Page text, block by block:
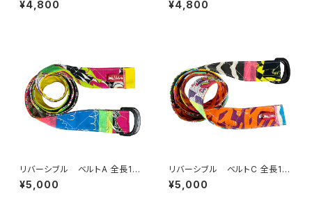
¥4,800 ¥4,800
リバーシブル ベルトA 全長113
cm 幅3.8cm
¥5,000
リバーシブル ベルトC 全長113
cm 幅3.8cm
¥5,000